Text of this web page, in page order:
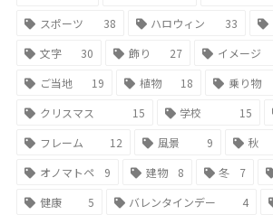
スポーツ
38 ハロウィン 33
文字
30 飾り 27 イメージ
ご当地
19 植物 18 乗り物
クリスマス
15 学校 15
フレーム
12 風景 9 秋
オノマトペ
9 建物 8 冬 7
健康
5 バレンタインデー 4